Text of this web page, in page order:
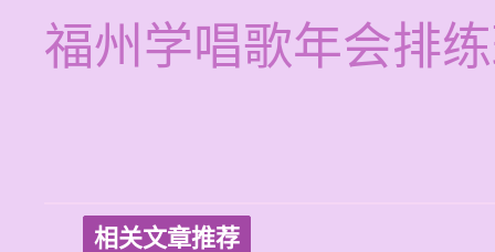
福州学唱歌年会排
相关文章推荐